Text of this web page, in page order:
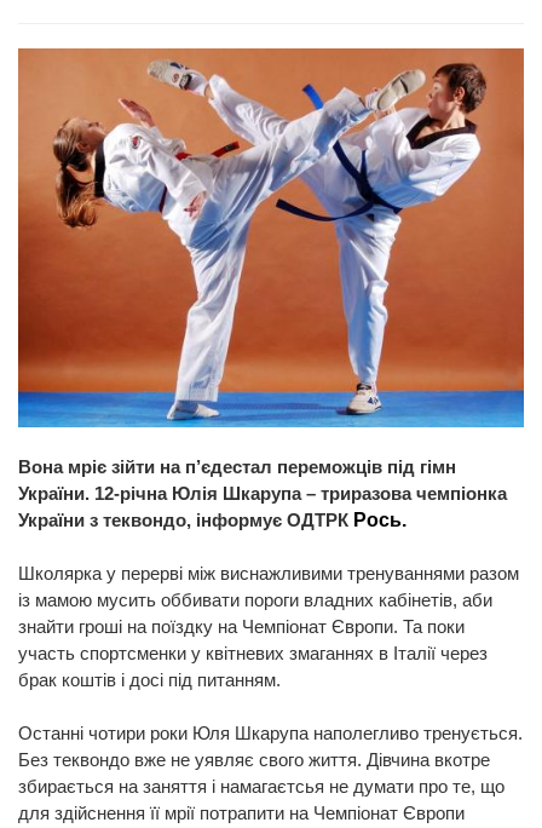
Вона мріє зійти на п’єдестал переможців під гімн
України. 12-річна Юлія Шкарупа – триразова чемпіонка
України з теквондо, інформує ОДТРК Рось.
Школярка у перерві між виснажливими тренуваннями разом
із мамою мусить оббивати пороги владних кабінетів, аби
знайти гроші на поїздку на Чемпіонат Європи. Та поки
участь спортсменки у квітневих змаганнях в Італії через
брак коштів і досі під питанням.
Останні чотири роки Юля Шкарупа наполегливо тренується.
Без теквондо вже не уявляє свого життя. Дівчина вкотре
збирається на заняття і намагаєтсья не думати про те, що
для здійснення її мрії потрапити на Чемпіонат Європи